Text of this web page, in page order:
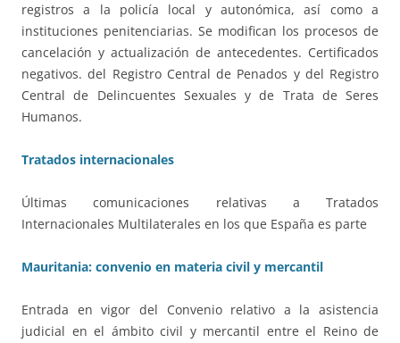
registros a la policía local y autonómica, así como a
instituciones penitenciarias. Se modifican los procesos de
cancelación y actualización de antecedentes. Certificados
negativos. del Registro Central de Penados y del Registro
Central de Delincuentes Sexuales y de Trata de Seres
Humanos.
Tratados internacionales
Últimas comunicaciones relativas a Tratados
Internacionales Multilaterales en los que España es parte
Mauritania: convenio en materia civil y mercantil
Entrada en vigor del Convenio relativo a la asistencia
judicial en el ámbito civil y mercantil entre el Reino de